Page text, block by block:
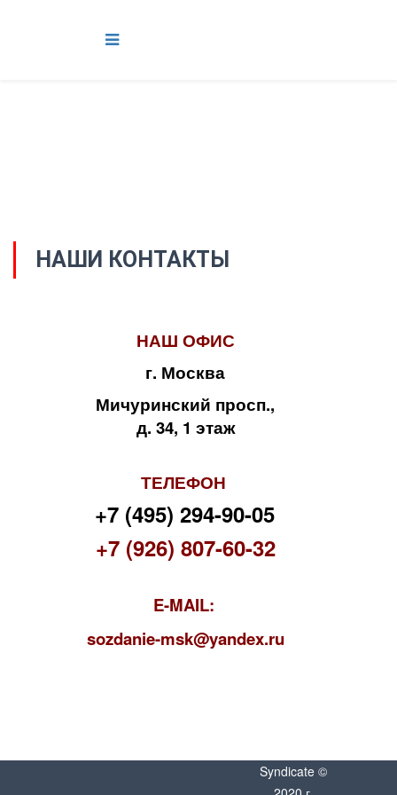
НАШИ КОНТАКТЫ
НАШ ОФИС
г. Москва
Мичуринский просп.,
д. 34, 1 этаж
ТЕЛЕФОН
+7 (495) 294-90-05
+7 (926) 807-60-32
E-MAIL:
sozdanie-msk@yandex.ru
Syndicate ©